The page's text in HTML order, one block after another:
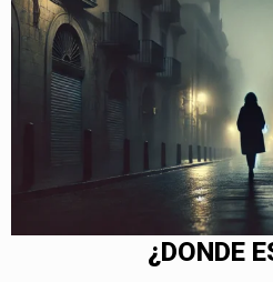
¿DONDE